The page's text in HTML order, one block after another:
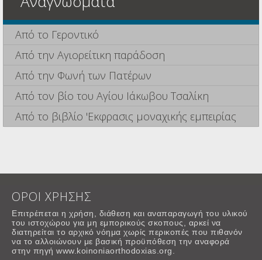
Από το Γεροντικό
Από την Αγιορείτικη παράδοση
Από την Φωνή των Πατέρων
Από τον βίο του Αγίου Ιάκωβου Τσαλίκη
Από το βιβλίο 'Εκφρασις μοναχικής εμπειρίας
ΟΡΟΙ ΧΡΗΣΗΣ
Επιτρέπεται η χρήση, διάθεση και αναπαραγωγή του υλικού
του ιστοχώρου για μη εμπορικούς σκοπους, αρκεί να
διατηρείται το αρχικό νόημα χωρίς περικοπές που πιθανόν
να το αλλοιώνουν με βασική προϋπόθεση την αναφορά
στην πηγή www.koinoniaorthodoxias.org.